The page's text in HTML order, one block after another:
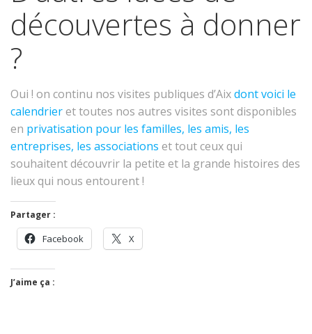
découvertes à donner
?
Oui ! on continu nos visites publiques d’Aixdont voici le
calendrieret toutes nos autres visites sont disponibles
en privatisation pour les familles, les amis, les
entreprises, les associations et tout ceux qui
souhaitent découvrir la petite et la grande histoires des
lieux qui nous entourent !
Partager :
Facebook X
J’aime ça :